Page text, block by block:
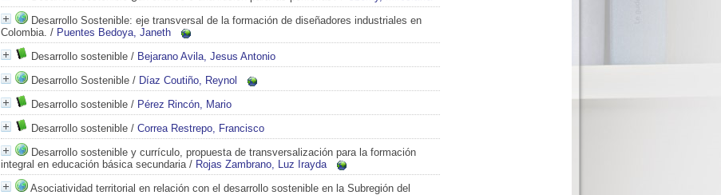
Desarrollo Sostenible: eje transversal de la formación de diseñadores industriales en
Colombia. / Puentes Bedoya, Janeth
Desarrollo sostenible / Bejarano Avila, Jesus Antonio
Desarrollo Sostenible / Díaz Coutiño, Reynol
Desarrollo sostenible / Pérez Rincón, Mario
Desarrollo sostenible / Correa Restrepo, Francisco
Desarrollo sostenible y currículo, propuesta de transversalización para la formación
integral en educación básica secundaria/ Rojas Zambrano, Luz Irayda
Asociatividad territorial en relación con el desarrollo sostenible en la Subregión del